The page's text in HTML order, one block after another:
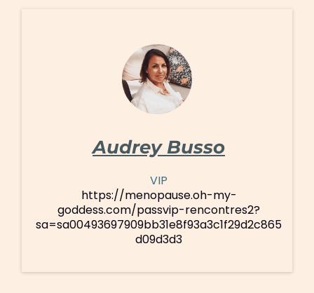
Audrey Busso
VIP
https://menopause.oh-my-
goddess.com/passvip-rencontres2?
sa=sa00493697909bb31e8f93a3c1f29d2c865
d09d3d3